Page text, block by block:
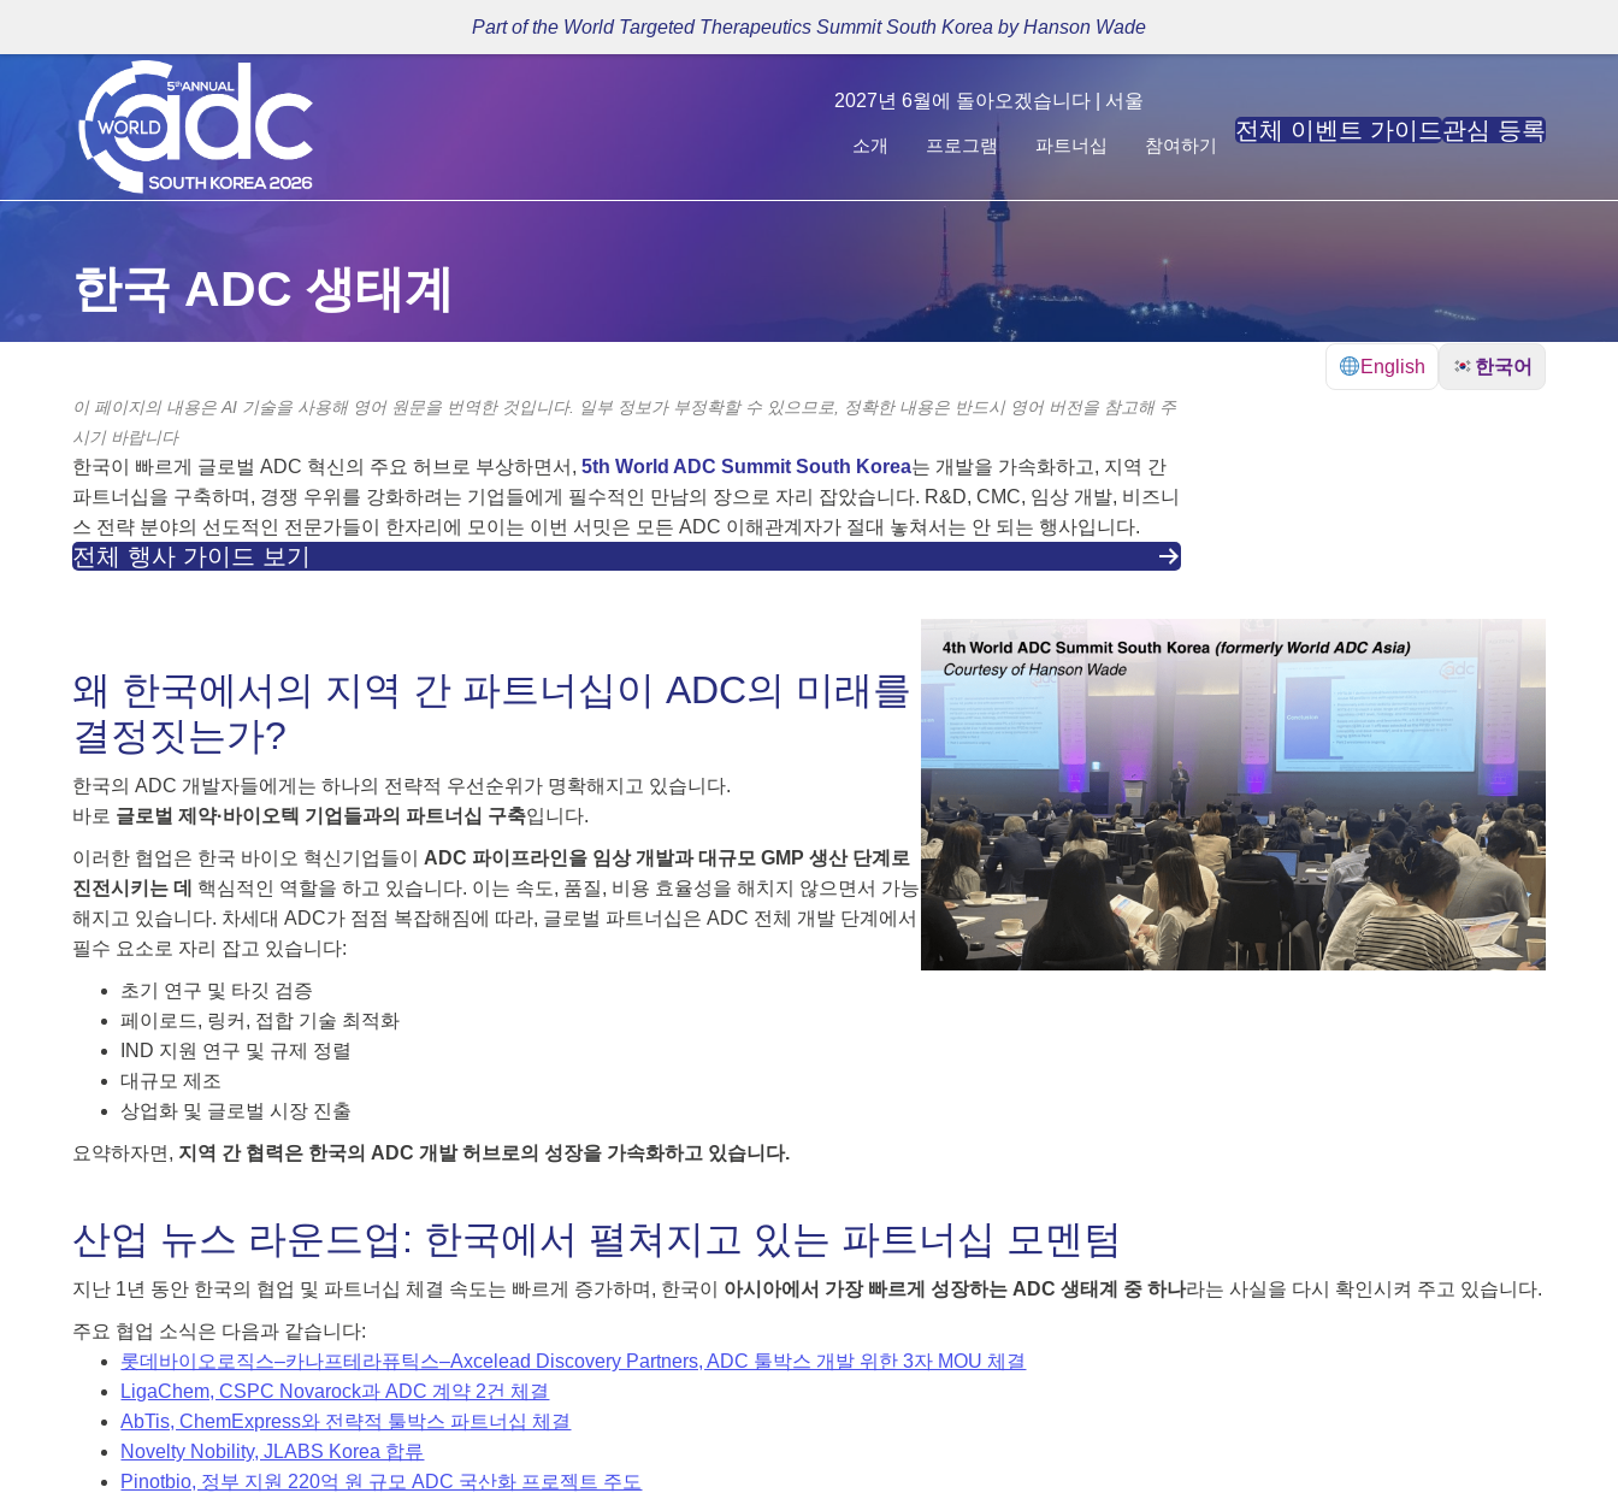
Part of the World Targeted Therapeutics Summit South Korea by Hanson Wade
2027년 6월에 돌아오겠습니다 | 서울
소개 프로그램 파트너십 참여하기
전체 이벤트 가이드관심 등록
한국 ADC 생태계
이 페이지의 내용은 AI 기술을 사용해 영어 원문을 번역한 것입니다. 일부 정보가 부정확할 수 있으므로, 정확한 내용은 반드시 영어 버전을 참고해 주
시기 바랍니다
한국이 빠르게 글로벌 ADC 혁신의 주요 허브로 부상하면서,5th World ADC Summit South Korea는 개발을 가속화하고, 지역 간
파트너십을 구축하며, 경쟁 우위를 강화하려는 기업들에게 필수적인 만남의 장으로 자리 잡았습니다. R&D, CMC, 임상 개발, 비즈니
스 전략 분야의 선도적인 전문가들이 한자리에 모이는 이번 서밋은 모든 ADC 이해관계자가 절대 놓쳐서는 안 되는 행사입니다.
전체 행사 가이드 보기
English 한국어
왜 한국에서의 지역 간 파트너십이 ADC의 미래를
결정짓는가?
한국의 ADC 개발자들에게는 하나의 전략적 우선순위가 명확해지고 있습니다.
바로 글로벌 제약·바이오텍 기업들과의 파트너십 구축입니다.
이러한 협업은 한국 바이오 혁신기업들이 ADC 파이프라인을 임상 개발과 대규모 GMP 생산 단계로
진전시키는 데
핵심적인 역할을 하고 있습니다. 이는 속도, 품질, 비용 효율성을 해치지 않으면서 가능
해지고 있습니다. 차세대 ADC가 점점 복잡해짐에 따라, 글로벌 파트너십은 ADC 전체 개발 단계에서
필수 요소로 자리 잡고 있습니다:
초기 연구 및 타깃 검증
페이로드, 링커, 접합 기술 최적화
IND 지원 연구 및 규제 정렬
대규모 제조
상업화 및 글로벌 시장 진출
요약하자면, 지역 간 협력은 한국의 ADC 개발 허브로의 성장을 가속화하고 있습니다.
산업 뉴스 라운드업: 한국에서 펼쳐지고 있는 파트너십 모멘텀
지난 1년 동안 한국의 협업 및 파트너십 체결 속도는 빠르게 증가하며, 한국이 아시아에서 가장 빠르게 성장하는 ADC 생태계 중 하나라는 사실을 다시 확인시켜 주고 있습니다.
주요 협업 소식은 다음과 같습니다:
롯데바이오로직스–카나프테라퓨틱스–Axcelead Discovery Partners, ADC 툴박스 개발 위한 3자 MOU 체결
LigaChem, CSPC Novarock과 ADC 계약 2건 체결
AbTis, ChemExpress와 전략적 툴박스 파트너십 체결
Novelty Nobility, JLABS Korea 합류
Pinotbio, 정부 지원 220억 원 규모 ADC 국산화 프로젝트 주도